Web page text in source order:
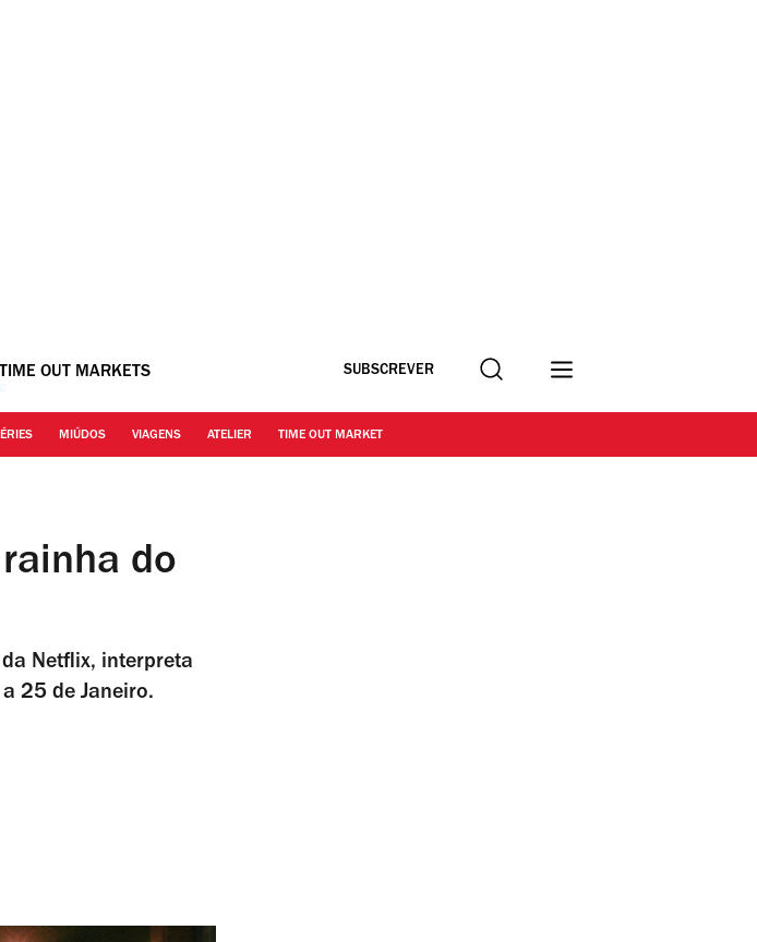
OUT MARKETS SUBSCREVER Procurar
MIÚDOS VIAGENS ATELIER TIME OUT MARKET
rainha do
Netflix, interpreta
25 de Janeiro.